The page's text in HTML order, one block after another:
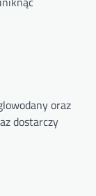
oraz
dostarczy